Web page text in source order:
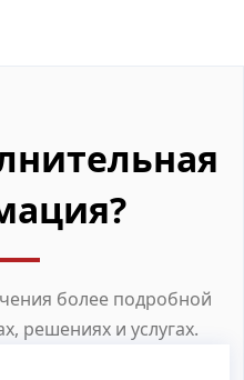
более подробной
решениях и услугах.